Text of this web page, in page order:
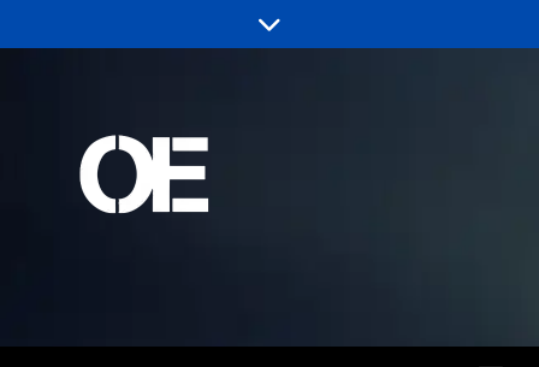
to
Revista | O